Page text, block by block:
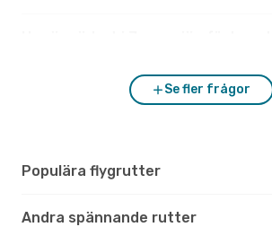
Se fler frågor
Populära flygrutter
Andra spännande rutter